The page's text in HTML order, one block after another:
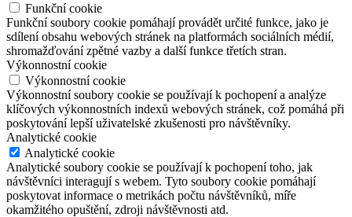
Funkční cookie
Funkční soubory cookie pomáhají provádět určité funkce, jako je
sdílení obsahu webových stránek na platformách sociálních médií,
shromažďování zpětné vazby a další funkce třetích stran.
Výkonnostní cookie
Výkonnostní cookie
Výkonnostní soubory cookie se používají k pochopení a analýze
klíčových výkonnostních indexů webových stránek, což pomáhá při
poskytování lepší uživatelské zkušenosti pro návštěvníky.
Analytické cookie
Analytické cookie
Analytické soubory cookie se používají k pochopení toho, jak
návštěvníci interagují s webem. Tyto soubory cookie pomáhají
poskytovat informace o metrikách počtu návštěvníků, míře
okamžitého opuštění, zdroji návštěvnosti atd.